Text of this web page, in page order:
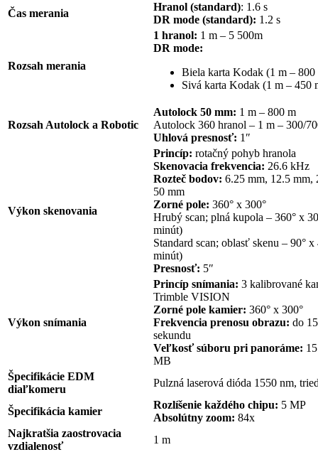
Čas merania
Hranol (standard): 1.6 s
DR mode (standard): 1.2 s
Rozsah merania
1 hranol: 1 m – 5 500m
DR mode:
Biela karta Kodak (1 m – 800
Sivá karta Kodak (1 m – 450
Rozsah Autolock a Robotic
Autolock 50 mm: 1 m – 800 m
Autolock 360 hranol – 1 m – 300/
Uhlová presnosť: 1″
Výkon skenovania
Princíp: rotačný pohyb hranola
Skenovacia frekvencia: 26.6 kHz
Rozteč bodov: 6.25 mm, 12.5 mm,
50 mm
Zorné pole: 360° x 300°
Hrubý scan; plná kupola – 360° x
minút)
Standard scan; oblasť skenu – 90° x
minút)
Presnosť: 5″
Výkon snímania
Princíp snímania: 3 kalibrované
Trimble VISION
Zorné pole kamier: 360° x 300°
Frekvencia prenosu obrazu: do
sekundu
Veľkosť súboru pri panoráme:
MB
Špecifikácie EDM
diaľkomeru
Pulzná laserová dióda 1550 nm,
Špecifikácia kamier
Rozlíšenie každého chipu: 5 MP
Absolútny zoom: 84x
Najkratšia zaostrovacia
vzdialenosť
1 m